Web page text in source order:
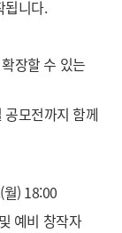
됩니다.
장할 수 있는
모전까지 함께
) 18:00
예비 창작자